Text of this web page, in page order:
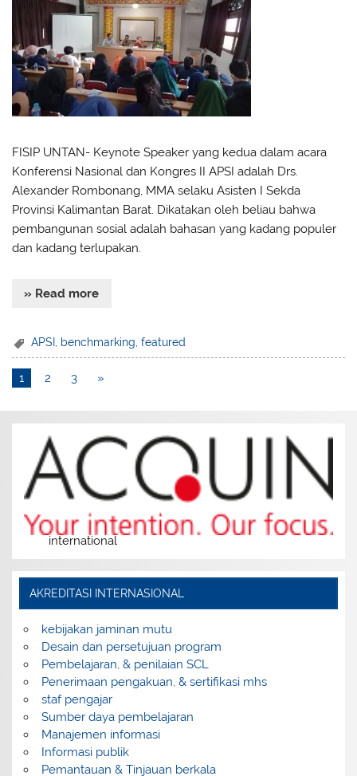
FISIP UNTAN- Keynote Speaker yang kedua dalam acara
Konferensi Nasional dan Kongres II APSI adalah Drs.
Alexander Rombonang, MMA selaku Asisten I Sekda
Provinsi Kalimantan Barat. Dikatakan oleh beliau bahwa
pembangunan sosial adalah bahasan yang kadang populer
dan kadang terlupakan.
» Read more
APSI benchmarking ,featured
1 2 3 »
international
AKREDITASI INTERNASIONAL
kebijakan jaminan mutu
Desain dan persetujuan program
Pembelajaran, & penilaian SCL
Penerimaan pengakuan, & sertifikasi mhs
staf pengajar
Sumber daya pembelajaran
Manajemen informasi
Informasi publik
Pemantauan & Tinjauan berkala